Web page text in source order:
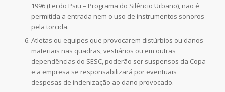
1996 (Lei do Psiu – Programa do Silêncio Urbano), não é
permitida a entrada nem o uso de instrumentos sonoros
pela torcida.
Atletas ou equipes que provocarem distúrbios ou danos
materiais nas quadras, vestiários ou em outras
dependências do SESC, poderão ser suspensos da Copa
e a empresa se responsabilizará por eventuais
despesas de indenização ao dano provocado.